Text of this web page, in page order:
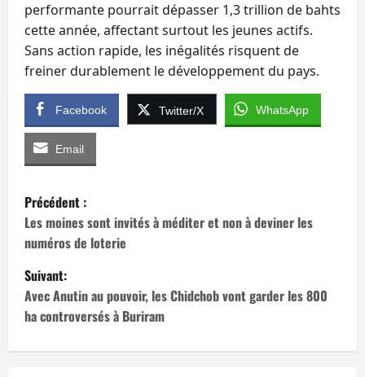
performante pourrait dépasser 1,3 trillion de bahts
cette année, affectant surtout les jeunes actifs.
Sans action rapide, les inégalités risquent de
freiner durablement le développement du pays.
Facebook Twitter/X WhatsApp
Email
N
a
v
i
g
Précédent :
Les moines sont invités à méditer et non à deviner les
numéros de loterie
Suivant:
Avec Anutin au pouvoir, les Chidchob vont garder les 800
ha controversés à Buriram